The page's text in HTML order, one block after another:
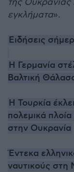
της Ουκρανίας
εγκλήματα».
Ειδήσεις
Η Γερμανία
Βαλτική
Η Τουρκία
πολεμικά
στην Ουκρανία
Έντεκα
ναυτικούς